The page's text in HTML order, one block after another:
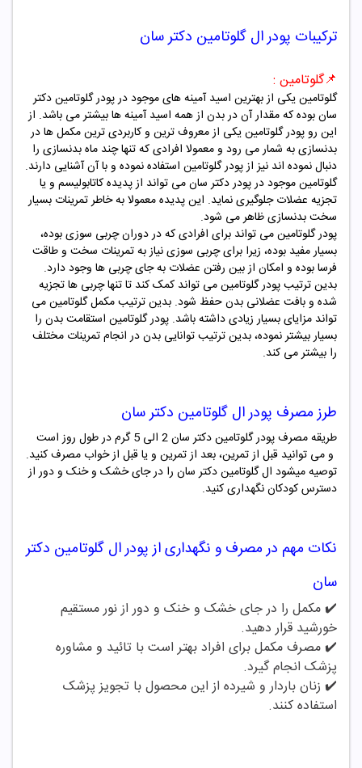
ترکیبات پودرال گلوتامین دکتر سان
📌گلوتامین :
گلوتامین یکی از بهترین اسید آمینه های موجود در پودر گلوتامین دکتر
سانبوده که مقدار آن در بدن از همه اسید آمینه ها بیشتر می باشد. از
این رو پودر گلوتامین یکی از معروف ترین و کاربردی ترین مکمل ها در
بدنسازی به شمار می رود و معمولا افرادی که تنها چند ماه بدنسازی را
دنبال نموده اند نیز از پودر گلوتامین استفاده نموده و با آن آشنایی دارند.
گلوتامین موجود در پودر دکتر سانمی تواند از پدیده کاتابولیسم و یا
تجزیه عضلات جلوگیری نماید. این پدیده معمولا به خاطر تمرینات بسیار
سخت بدنسازی ظاهر می شود.
پودر گلوتامین می تواند برای افرادی که در دوران چربی سوزی بوده،
بسیار مفید بوده، زیرا برای چربی سوزی نیاز به تمرینات سخت و طاقت
فرسا بوده و امکان از بین رفتن عضلات به جای چربی ها وجود دارد.
بدین ترتیب پودر گلوتامین می تواند کمک کند تا تنها چربی ها تجزیه
شده و بافت عضلانی بدن حفظ شود. بدین ترتیب مکمل گلوتامین می
تواند مزایای بسیار زیادی داشته باشد. پودر گلوتامین استقامت بدن را
بسیار بیشتر نموده، بدین ترتیب توانایی بدن در انجام تمرینات مختلف
را بیشتر می کند.
طرز مصرف پودرال گلوتامین دکتر سان
طریقه مصرف پودر گلوتامین دکتر سان 2 الی 5 گرم در طول روز است
و می توانید قبل از تمرین، بعد از تمرین و یا قبل از خواب مصرف کنید.
توصیه میشود ال گلوتامین دکتر سان را در جای خشک و خنک و دور از
دسترس کودکان نگهداری کنید.
نکات مهم در مصرف و نگهداری ازپودرال گلوتامین دکتر
سان
✔️ مکمل را در جای خشک و خنک و دور از نور مستقیم
خورشید قرار دهید.
✔️مصرف مکمل برای افراد بهتر است با تائید و مشاوره
پزشک انجام گیرد.
✔️ زنان باردار و شیرده از این محصول با تجویز پزشک
استفاده کنند.